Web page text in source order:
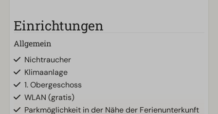
Einrichtungen
Allgemein
Nichtraucher
Klimaanlage
1. Obergeschoss
WLAN (gratis)
Parkmöglichkeit in der Nähe der Ferienunterkunft